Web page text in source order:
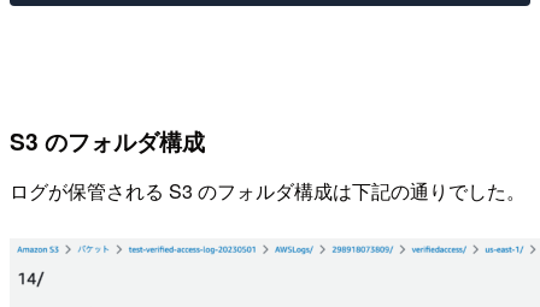
S3 のフォルダ構成
ログが保管される S3 のフォルダ構成は下記の通りでした。